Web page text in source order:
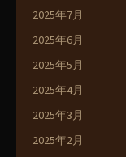
2025年7月
2025年6月
2025年5月
2025年4月
2025年3月
2025年2月